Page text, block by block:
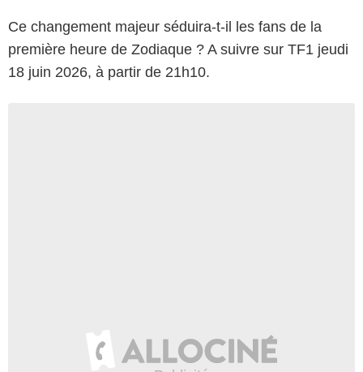
Ce changement majeur séduira-t-il les fans de la
première heure de Zodiaque ? A suivre sur TF1 jeudi
18 juin 2026, à partir de 21h10.